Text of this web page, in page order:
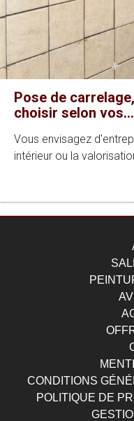
Pose de
choisir selon vos...
Vous envisagez
intérieur ou la
CONDITIONS
POLITIQUE DE